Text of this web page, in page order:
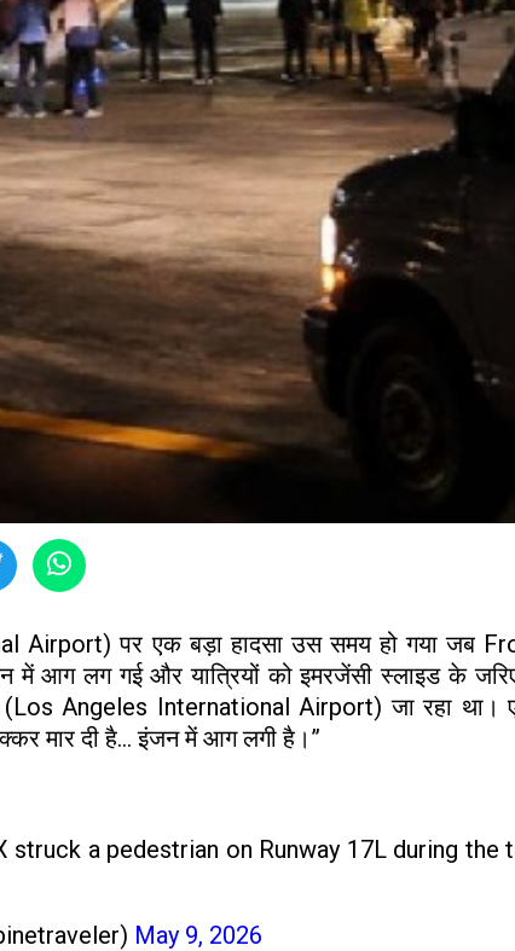
Airport) पर एक बड़ा हादसा उस समय हो गया जब
आग लग गई और यात्रियों को इमरजेंसी स्लाइड के जरिए
Angeles International Airport) जा रहा था।
मार दी है… इंजन में आग लगी है।”
a pedestrian on Runway 17L during the
May 9, 2026